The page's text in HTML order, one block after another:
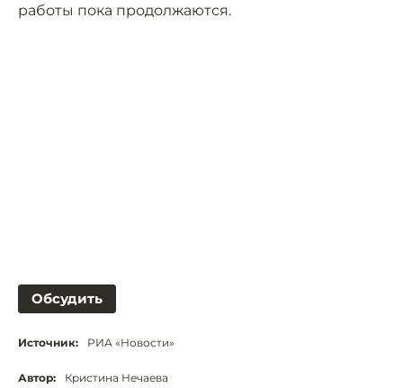
работы пока продолжаются.
Обсудить
Источник: РИА «Новости»
Автор: Кристина Нечаева